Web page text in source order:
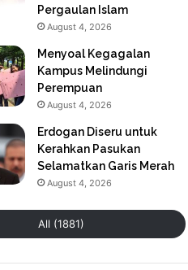
Pergaulan Islam
August 4, 2026
Menyoal Kegagalan
Kampus Melindungi
Perempuan
August 4, 2026
Erdogan Diseru untuk
Kerahkan Pasukan
Selamatkan Garis Merah
August 4, 2026
All (1881)